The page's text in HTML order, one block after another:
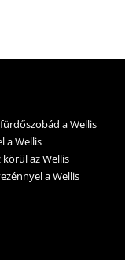
a Wellis
a Wellis
az Wellis
a Wellis